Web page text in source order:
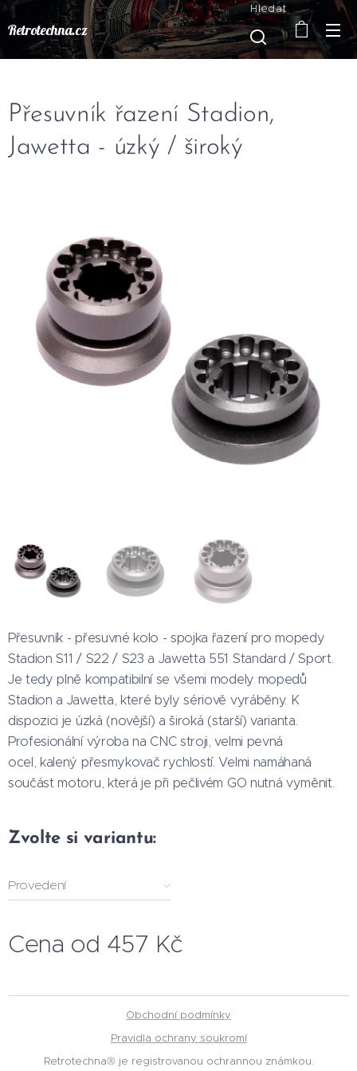
Retrotechna.cz
Hledat
Přesuvník řazení Stadion,
Jawetta - úzký / široký
Úzké (novější) provedení
Široké (starší) provedení
Přesuvník - přesuvné kolo - spojka řazení pro mopedy
Stadion S11 / S22 / S23 a Jawetta 551 Standard / Sport.
Je tedy plně kompatibilní se všemi modely mopedů
Stadion a Jawetta, které byly sériově vyráběny. K
dispozici je úzká (novější) a široká (starší) varianta.
Profesionální výroba na CNC stroji, velmi pevná
ocel, kalený přesmykovač rychlostí. Velmi namáhaná
součást motoru, která je při pečlivém GO nutná vyměnit.
Zvolte si variantu:
Provedení
Cena od 457 Kč
Obchodní podmínky
Pravidla ochrany soukromí
Retrotechna® je registrovanou ochrannou známkou.